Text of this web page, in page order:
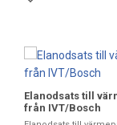
Elanodsats till
från IVT/Bosch